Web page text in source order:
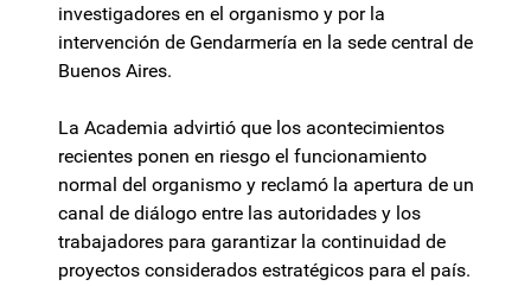
investigadores en el organismo y por la
intervención de Gendarmería en la sede central de
Buenos Aires.
La Academia advirtió que los acontecimientos
recientes ponen en riesgo el funcionamiento
normal del organismo y reclamó la apertura de un
canal de diálogo entre las autoridades y los
trabajadores para garantizar la continuidad de
proyectos considerados estratégicos para el país.